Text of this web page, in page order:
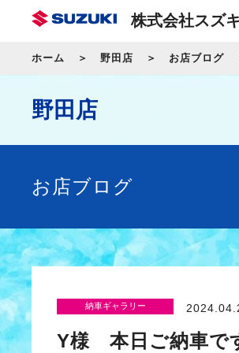
株式会社スズ
ホーム 野田店 お店ブログ
野田店
お店ブログ
納車ギャラリー
Y様 本日ご納車で